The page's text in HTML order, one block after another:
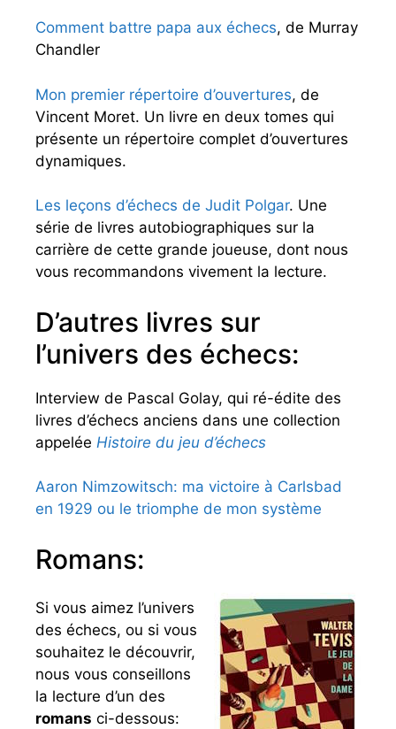
Comment battre papa aux échecs, de Murray
Chandler
Mon premier répertoire d’ouvertures, de
Vincent Moret. Un livre en deux tomes qui
présente un répertoire complet d’ouvertures
dynamiques.
Les leçons d’échecs de Judit Polgar. Une
série de livres autobiographiques sur la
carrière de cette grande joueuse, dont nous
vous recommandons vivement la lecture.
D’autres livres sur
l’univers des échecs:
Interview de Pascal Golay, qui ré-édite des
livres d’échecs anciens dans une collection
appelée Histoire du jeu d’échecs
Aaron Nimzowitsch: ma victoire à Carlsbad
en 1929 ou le triomphe de mon système
Romans:
Si vous aimez l’univers
des échecs, ou si vous
souhaitez le découvrir,
nous vous conseillons
la lecture d’un des
romans ci-dessous: